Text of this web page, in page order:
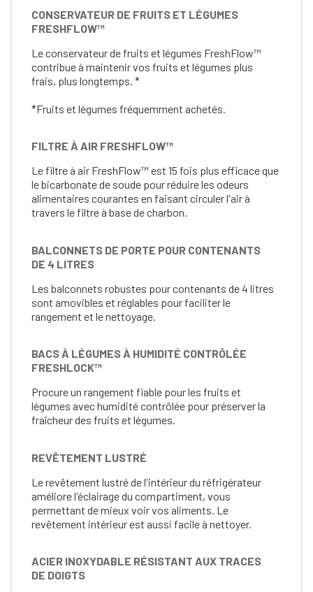
CONSERVATEUR DE FRUITS ET LÉGUMES
FRESHFLOW™
Le conservateur de fruits et légumes FreshFlow™
contribue à maintenir vos fruits et légumes plus
frais, plus longtemps. *
*Fruits et légumes fréquemment achetés.
FILTRE À AIR FRESHFLOW™
Le filtre à air FreshFlow™ est 15 fois plus efficace que
le bicarbonate de soude pour réduire les odeurs
alimentaires courantes en faisant circuler l'air à
travers le filtre à base de charbon.
BALCONNETS DE PORTE POUR CONTENANTS
DE 4 LITRES
Les balconnets robustes pour contenants de 4 litres
sont amovibles et réglables pour faciliter le
rangement et le nettoyage.
BACS À LÉGUMES À HUMIDITÉ CONTRÔLÉE
FRESHLOCK™
Procure un rangement fiable pour les fruits et
légumes avec humidité contrôlée pour préserver la
fraîcheur des fruits et légumes.
REVÊTEMENT LUSTRÉ
Le revêtement lustré de l'intérieur du réfrigérateur
améliore l'éclairage du compartiment, vous
permettant de mieux voir vos aliments. Le
revêtement intérieur est aussi facile à nettoyer.
ACIER INOXYDABLE RÉSISTANT AUX TRACES
DE DOIGTS